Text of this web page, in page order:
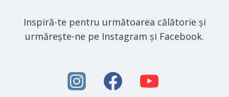
Inspiră-te pentru următoarea călătorie și
urmărește-ne pe Instagram și Facebook.